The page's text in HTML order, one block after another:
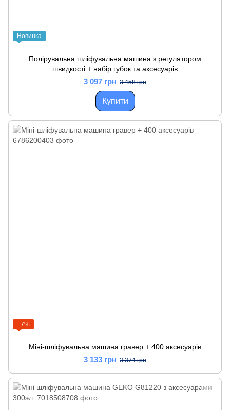
Новинка
Полірувальна шліфувальна машина з регулятором
швидкості + набір губок та аксесуарів
3 097 грн 3 458 грн
Купити
−7%
Міні-шліфувальна машина гравер + 400 аксесуарів
3 133 грн 3 374 грн